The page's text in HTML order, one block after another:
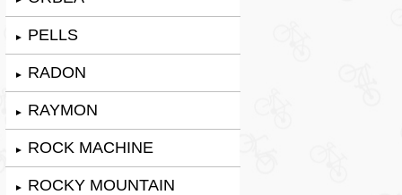
► PELLS
► RADON
► RAYMON
► ROCK MACHINE
► ROCKY MOUNTAIN